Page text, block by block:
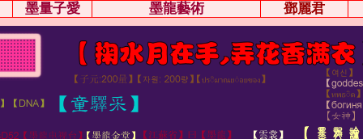
墨量子愛 墨龍藝術 鄧麗君